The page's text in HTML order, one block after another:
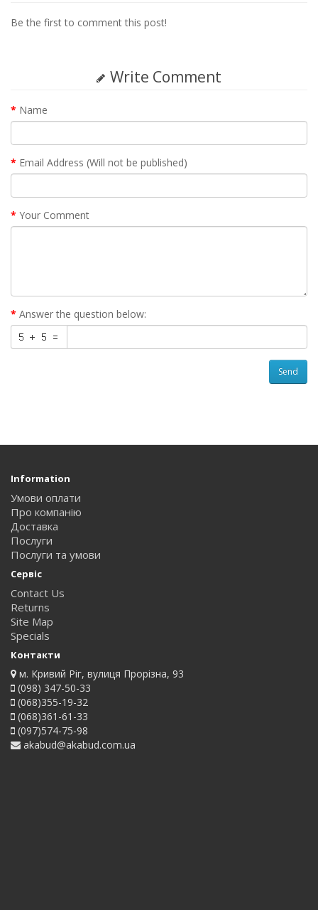
Be the first to comment this post!
Write Comment
Name
Email Address (Will not be published)
Your Comment
Answer the question below:
Send
Information
Умови оплати
Про компанію
Доставка
Послуги
Послуги та умови
Сервіс
Contact Us
Returns
Site Map
Specials
Контакти
м. Кривий Ріг, вулиця Прорізна, 93
(098) 347-50-33
(068)355-19-32
(068)361-61-33
(097)574-75-98
akabud@akabud.com.ua